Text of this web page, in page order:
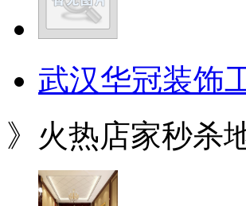
武汉华冠装饰
》火热店家秒杀